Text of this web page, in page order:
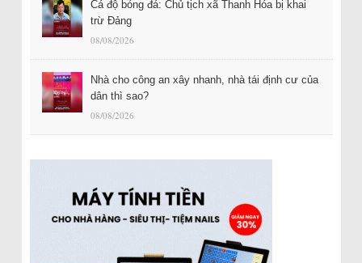
Cá độ bóng đá: Chủ tịch xã Thanh Hóa bị khai
trừ Đảng
08/08/2026
Nhà cho công an xây nhanh, nhà tái định cư của
dân thì sao?
08/08/2026